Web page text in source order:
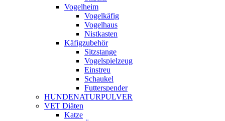
Vogelheim
Vogelkäfig
Vogelhaus
Nistkasten
Käfigzubehör
Sitzstange
Vogelspielzeug
Einstreu
Schaukel
Futterspender
HUNDENATURPULVER
VET Diäten
Katze